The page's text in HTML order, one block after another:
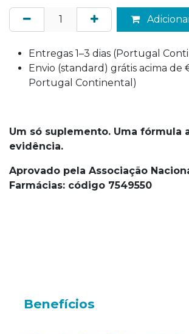
Entregas 1–3 dias (Portugal
Envio (standard) grátis acima de
Portugal Continental)
Um só suplemento. Uma fórmula
evidência.
Aprovado pela Associação
Farmácias: código 7549550
Benefícios